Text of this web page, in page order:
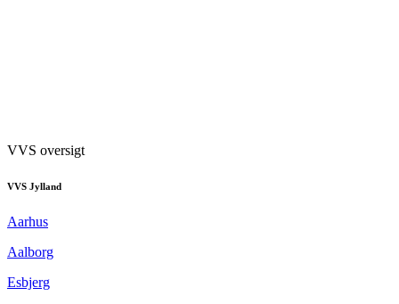
VVS oversigt
VVS Jylland
Aarhus
Aalborg
Esbjerg